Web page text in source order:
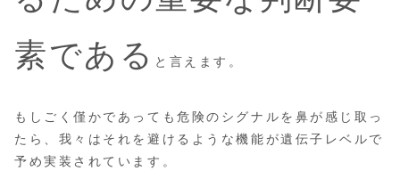
素である と言えます。
もしごく僅かであっても危険のシグナルを鼻が感じ取っ
たら、我々はそれを避けるような機能が遺伝子レベルで
予め実装されています。